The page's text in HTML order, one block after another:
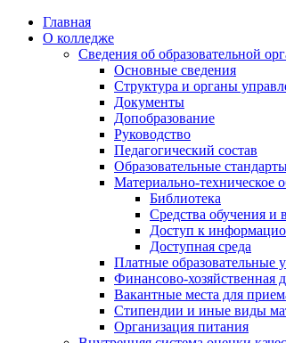
Главная
О колледже
Сведения об образовательной
Основные сведения
Структура и органы
Документы
Допобразование
Руководство
Педагогический состав
Образовательные
Материально-техническое
Библиотека
Средства обучения и
Доступ к
Доступная среда
Платные образовательные
Финансово-хозяйственная
Вакантные места для
Стипендии и иные виды
Организация питания